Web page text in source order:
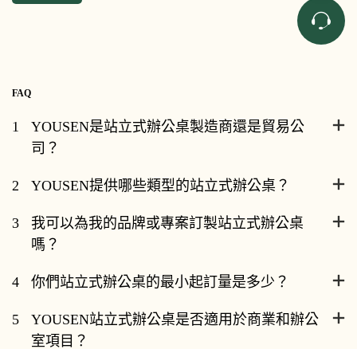
FAQ
1
YOUSEN是站立式辦公桌製造商還是貿易公
司？
2 YOUSEN提供哪些類型的站立式辦公桌？
3
我可以為我的品牌或專案訂製站立式辦公桌
嗎？
4 你們站立式辦公桌的最小起訂量是多少？
5
YOUSEN站立式辦公桌是否適用於商業和辦公
室項目？